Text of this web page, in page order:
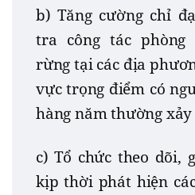
b) Tăng cường chỉ
tra công tác phòng
rừng tại các địa
vực trọng điểm có
hàng năm thường
c) Tổ chức theo dõi,
kịp thời phát hiện